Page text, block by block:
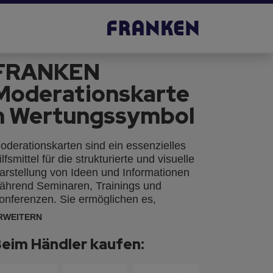
Wertungssymbol
sind ein essenzielles
für die strukturierte und visuelle
von Ideen und Informationen
Seminaren, Trainings und
Sie ermöglichen es,
klar und prägnant festzuhalten
Mit Moderationskarten können
übersichtlich präsentiert und
Händler kaufen: